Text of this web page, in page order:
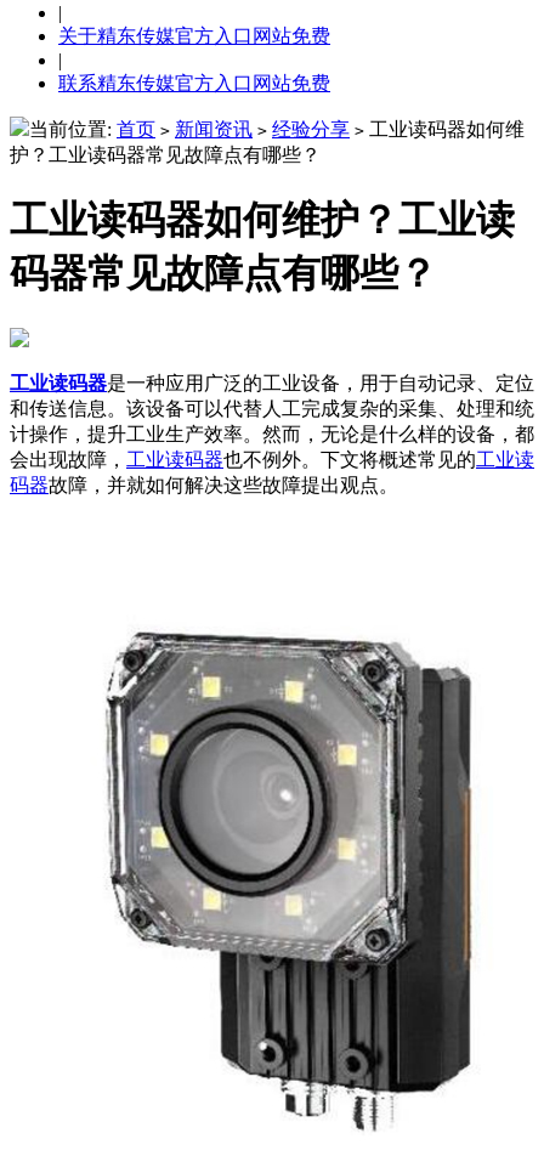
|
关于精东传媒官方入口网站免费
|
联系精东传媒官方入口网站免费
当前位置: 首页 > 新闻资讯 > 经验分享 > 工业读码器如何维
护？工业读码器常见故障点有哪些？
工业读码器如何维护？工业读
码器常见故障点有哪些？
工业读码器是一种应用广泛的工业设备，用于自动记录、定位
和传送信息。该设备可以代替人工完成复杂的采集、处理和统
计操作，提升工业生产效率。然而，无论是什么样的设备，都
会出现故障， 工业读码器也不例外。下文将概述常见的工业读
码器故障，并就如何解决这些故障提出观点。